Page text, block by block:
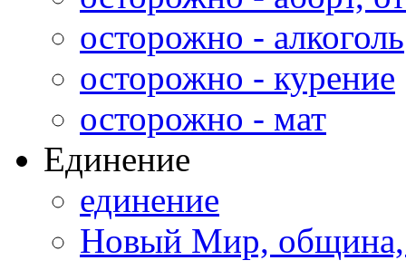
осторожно - алкоголь
осторожно - курение
осторожно - мат
Единение
единение
Новый Мир,